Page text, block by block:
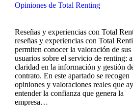
Opiniones de Total Renting
Reseñas y experiencias con Total
reseñas y experiencias con Total
permiten conocer la valoración de sus
usuarios sobre el servicio de renting:
claridad en la información y gestión
contrato. En este apartado se recogen
opiniones y valoraciones reales que
entender la confianza que genera la
empresa…